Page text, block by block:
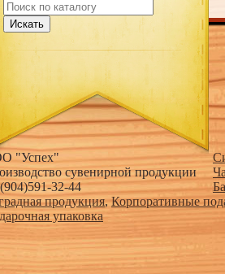
Искать
"Успех"
сувенирной продукции
32-44
продукция,Корпоративные
упаковка